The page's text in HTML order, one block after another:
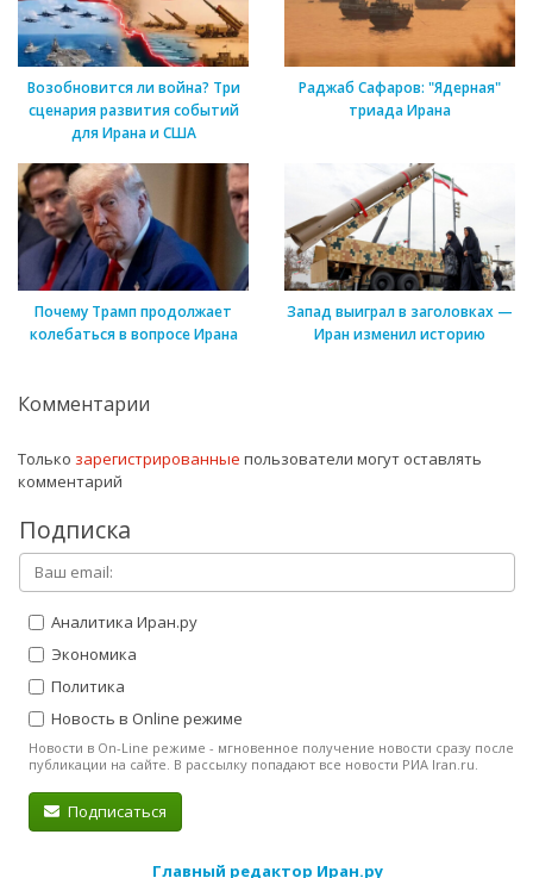
Возобновится ли война? Три
сценария развития событий
для Ирана и США
Раджаб Сафаров: "Ядерная"
триада Ирана
Почему Трамп продолжает
колебаться в вопросе Ирана
Запад выиграл в заголовках —
Иран изменил историю
Комментарии
Только зарегистрированные пользователи могут оставлять
комментарий
Подписка
Аналитика Иран.ру
Экономика
Политика
Новость в Online режиме
Новости в On-Line режиме - мгновенное получение новости сразу после
публикации на сайте. В рассылку попадают все новости РИА Iran.ru.
Подписаться
Главный редактор Иран.ру